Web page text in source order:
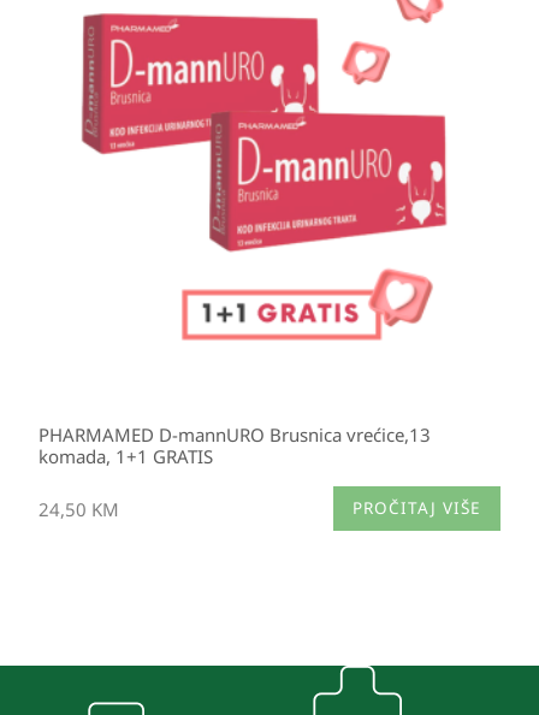
PHARMAMED D-mannURO Brusnica vrećice,13
komada, 1+1 GRATIS
24,50 KM PROČITAJ VIŠE